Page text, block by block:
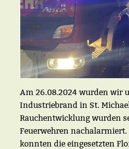
Am 26.08.2024 wurden wir
Industriebrand in St.
Rauchentwicklung wurden
Feuerwehren nachalarmiert.
konnten die eingesetzten